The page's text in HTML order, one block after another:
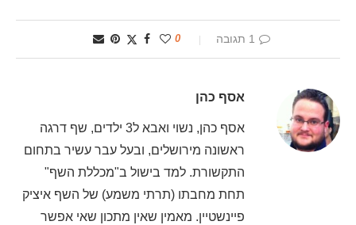
1 תגובה 0
אסף כהן
אסף כהן, נשוי ואבא ל3 ילדים, שף דרגה
ראשונה מירושלים, ובעל עבר עשיר בתחום
התקשורת. למד בישול ב"מכללת השף"
תחת מחבתו (תרתי משמע) של השף איציק
פיינשטיין. מאמין שאין מתכון שאי אפשר